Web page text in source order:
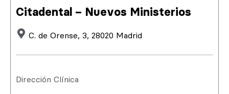
Citadental – Nuevos Ministerios
C. de Orense, 3, 28020 Madrid
Dirección Clínica